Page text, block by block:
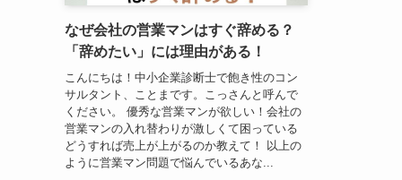
なぜ会社の営業マンはすぐ辞める？
「辞めたい」には理由がある！
こんにちは！中小企業診断士で飽き性のコン
サルタント、ことまです。こっさんと呼んで
ください。 優秀な営業マンが欲しい！会社の
営業マンの入れ替わりが激しくて困っている
どうすれば売上が上がるのか教えて！ 以上の
ように営業マン問題で悩んでいるあな...